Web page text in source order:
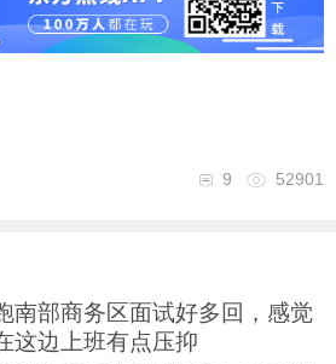
工资保函线上业务增量扩面，
化水平，为宁波经济高质量发
52901
9
南部商务区面试好多回，感觉
这边上班有点压抑